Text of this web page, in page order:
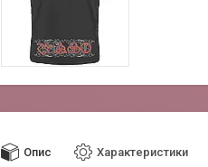
Опис Характеристики